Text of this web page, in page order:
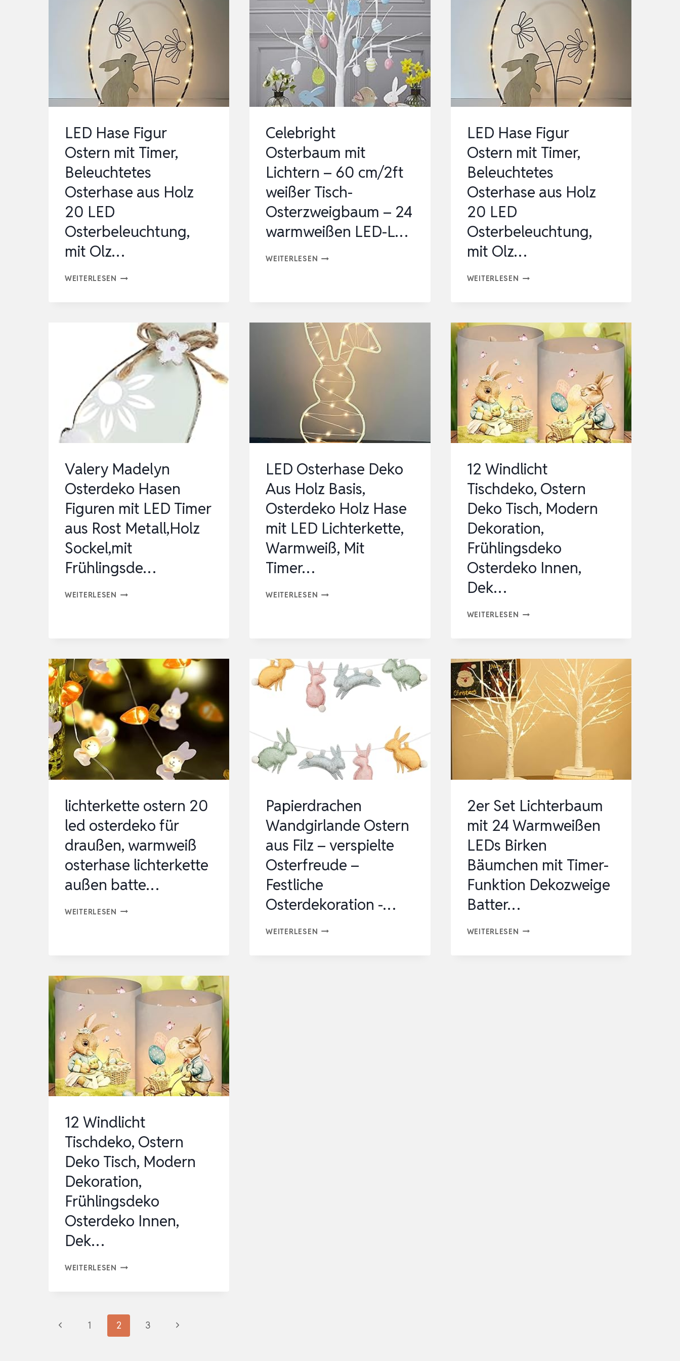
LED Hase Figur
Ostern mit Timer,
Beleuchtetes
Osterhase aus Holz
20 LED
Osterbeleuchtung,
mit Olz…
WEITERLESEN LED
OSTERN
TIMER,
BELEUCHTETES
OSTERHASE
AUS
HOLZ
20
LED
MIT
OLZ…
Celebright
Osterbaum mit
Lichtern – 60 cm/2ft
weißer Tisch-
Osterzweigbaum – 24
warmweißen LED-L…
WEITERLESEN CELEBRIGHT
60
CM/2FT
WEISSER T
ISCH-O
STERZWEIGBAUM –
4 W
ARMWEISSEN LE
LED Hase Figur
Ostern mit Timer,
Beleuchtetes
Osterhase aus Holz
20 LED
Osterbeleuchtung,
mit Olz…
WEITERLESEN LED
OSTERN
MIT
BELEUCHTETES
OSTERHASE
AUS
HOLZ
20
LED
MIT
OLZ…
Valery Madelyn
Osterdeko Hasen
Figuren mit LED Timer
aus Rost Metall,Holz
Sockel,mit
Frühlingsde…
WEITERLESEN VALERY
MIT
LED
TIMER
AUS
ROST
METALL,HOLZ
SOCKEL,MIT
FRÜHLINGSDE…
LED Osterhase Deko
Aus Holz Basis,
Osterdeko Holz Hase
mit LED Lichterkette,
Warmweiß, Mit
Timer…
WEITERLESEN LED
BASIS,
OSTERDEKO
HOLZ
HASE
LED
LICHTERKETTE,
WARMWEISS, M
IMER…
12 Windlicht
Tischdeko, Ostern
Deko Tisch, Modern
Dekoration,
Frühlingsdeko
Osterdeko Innen,
Dek…
WEITERLESEN 12
OSTERN
DEKO
TISCH,
MODERN
DEKORATION,
FRÜHLINGSDEKO
DEK…
lichterkette ostern 20
led osterdeko für
draußen, warmweiß
osterhase lichterkette
außen batte…
WEITERLESEN LICHTERKETTE
FÜR
DRAUSSEN, W
ARMWEISS OS
TERHASE LI
CHTERKETTE AU
SSEN BAT
TE…
Papierdrachen
Wandgirlande Ostern
aus Filz – verspielte
Osterfreude –
Festliche
Osterdekoration -…
WEITERLESEN PAPIERDRACHEN
2er Set Lichterbaum
mit 24 Warmweißen
LEDs Birken
Bäumchen mit Timer-
Funktion Dekozweige
Batter…
WEITERLESEN 2ER
12 Windlicht
Tischdeko, Ostern
Deko Tisch, Modern
Dekoration,
Frühlingsdeko
Osterdeko Innen,
Dek…
WEITERLESEN 12
OSTERN
DEKO
Seitennavigation
Vorherige
1 2 3
Nächste